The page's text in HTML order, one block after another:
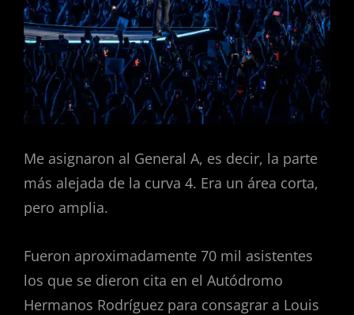
Me asignaron al General A, es decir, la parte
más alejada de la curva 4. Era un área corta,
pero amplia.
Fueron aproximadamente 70 mil asistentes
los que se dieron cita en el Autódromo
Hermanos Rodríguez para consagrar a Louis